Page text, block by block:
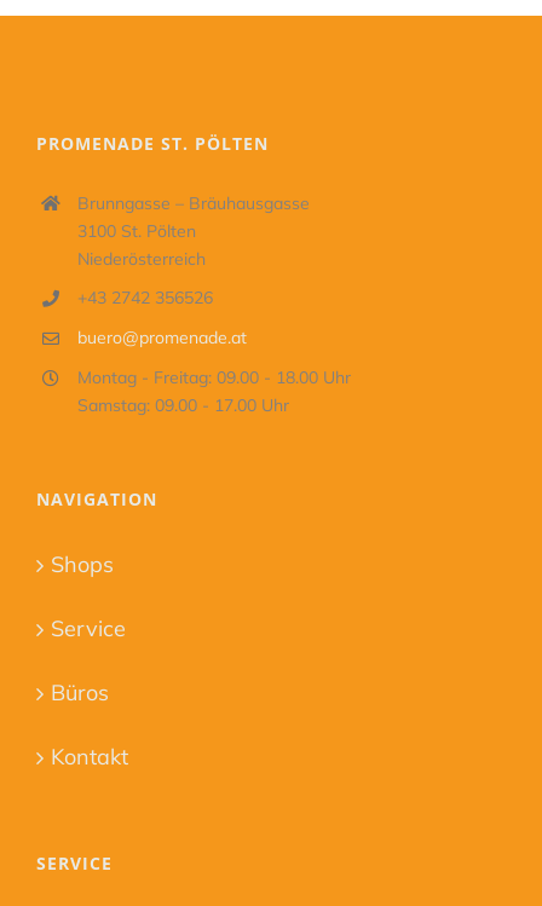
PROMENADE ST. PÖLTEN
Brunngasse – Bräuhausgasse
3100 St. Pölten
Niederösterreich
+43 2742 356526
buero@promenade.at
Montag - Freitag: 09.00 - 18.00 Uhr
Samstag: 09.00 - 17.00 Uhr
NAVIGATION
Shops
Service
Büros
Kontakt
SERVICE